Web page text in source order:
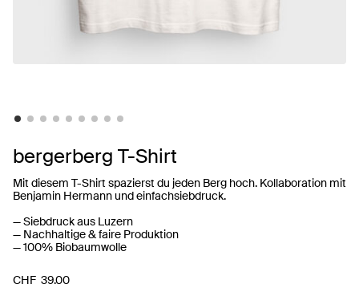
bergerberg T-Shirt
Mit diesem T-Shirt spazierst du jeden Berg hoch. Kollaboration mit
Benjamin Hermannundeinfachsiebdruck.
— Siebdruck aus Luzern
— Nachhaltige & faire Produktion
— 100% Biobaumwolle
CHF 39.00